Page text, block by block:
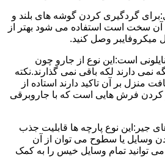
گردگیری کردن گوشه های بلند و
آن سخت است استفاده می شود بهتر از
وصل کنید.
است:این نوع از جارو چون
نمی دارند لکه باقی نمی گذارند.نکته
بر آن تاکید دارند استاده از
کردن فرش هایی است که با جاروبرقی
جیر:این نوع پارچه ها قابلیت جذب
وسایل یا سطوح می توان از آن
می توانید تمام وسایل خیس را به کمک